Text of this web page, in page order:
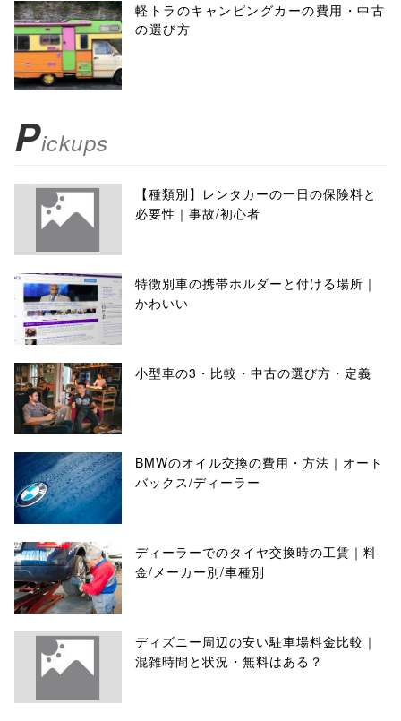
軽トラのキャンピングカーの費用・中古
の選び方
Pickups
【種類別】レンタカーの一日の保険料と
必要性｜事故/初心者
特徴別車の携帯ホルダーと付ける場所｜
かわいい
小型車の3・比較・中古の選び方・定義
BMWのオイル交換の費用・方法｜オート
バックス/ディーラー
ディーラーでのタイヤ交換時の工賃｜料
金/メーカー別/車種別
ディズニー周辺の安い駐車場料金比較｜
混雑時間と状況・無料はある？